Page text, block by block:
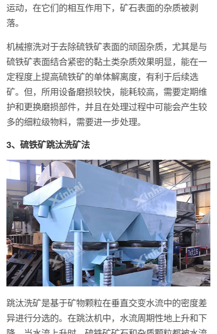
运动，在它们的相互作用下，矿石表面的杂质被剥
落。
机械擦洗对于去除硫铁矿表面的顽固杂质，尤其是与
硫铁矿表面结合紧密的黏土类杂质效果明显，能在一
定程度上提高硫铁矿的单体解离度，有利于后续选
矿。但，所用设备磨损较快，能耗较高，需要定期维
护和更换磨损部件，并且在处理过程中可能会产生较
多的细粒级物料，需要进一步处理。
3、硫铁矿跳汰洗矿法
跳汰洗矿是基于矿物颗粒在垂直交变水流中的密度差
异进行分选的。在跳汰机中，水流周期性地上升和下